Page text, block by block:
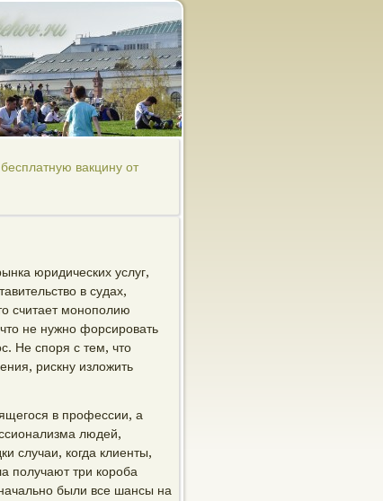
вакцину от
юридических услуг,
в судах,
считает монополию
не нужно форсировать
Не споря с тем, что
рискну изложить
в профессии, а
людей,
случаи, когда клиенты,
получают три короба
были все шансы на